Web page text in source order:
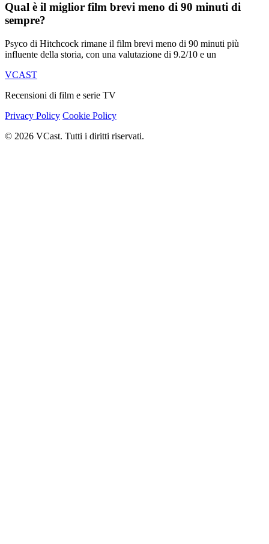
Qual è il miglior film brevi meno di 90 minuti di
sempre?
Psyco di Hitchcock rimane il film brevi meno di 90 minuti più
influente della storia, con una valutazione di 9.2/10 e un
VCAST
Recensioni di film e serie TV
Privacy Policy Cookie Policy
© 2026 VCast. Tutti i diritti riservati.